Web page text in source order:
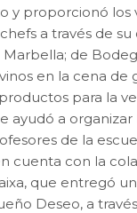
y proporcionó los
a través de
de
en la cena de
para la
ayudó a
de la
cuenta con la
que entregó
Deseo, a